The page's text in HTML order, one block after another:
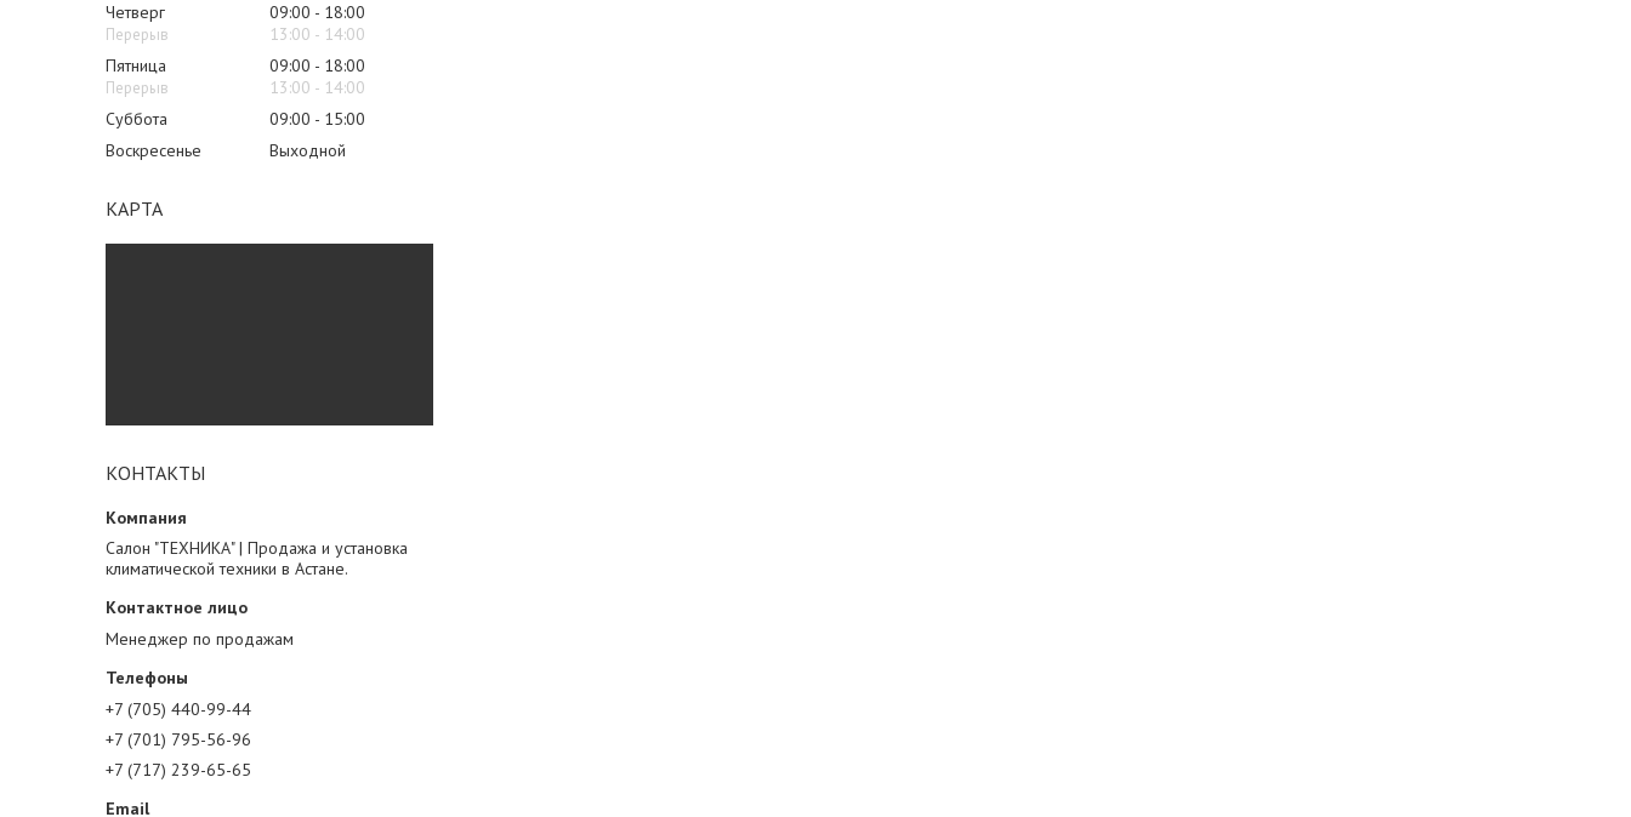
Четверг
09:00
18:00
13:00
14:00
Пятница
09:00
18:00
13:00
14:00
Суббота
09:00
15:00
Воскресенье
Выходной
КАРТА
КОНТАКТЫ
Салон "ТЕХНИКА" | Продажа и установка
климатической техники в Астане.
Менеджер по продажам
+7 (705) 440-99-44
+7 (701) 795-56-96
+7 (717) 239-65-65